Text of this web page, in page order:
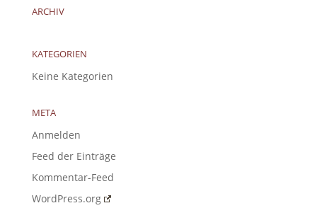
ARCHIV
KATEGORIEN
Keine Kategorien
META
Anmelden
Feed der Einträge
Kommentar-Feed
WordPress.org